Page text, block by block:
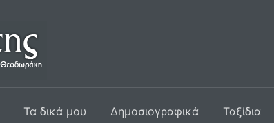
Τα δικά μου Δημοσιογραφικά Ταξίδια